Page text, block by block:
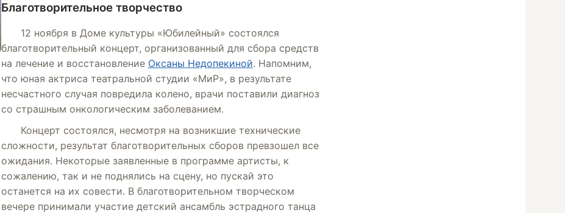
Благотворительное творчество
12 ноября в Доме культуры «Юбилейный» состоялся
благотворительный концерт, организованный для сбора средств
на лечение и восстановление Оксаны Недопекиной. Напомним,
что юная актриса театральной студии «МиР», в результате
несчастного случая повредила колено, врачи поставили диагноз
со страшным онкологическим заболеванием.
Концерт состоялся, несмотря на возникшие технические
сложности, результат благотворительных сборов превзошел все
ожидания. Некоторые заявленные в программе артисты, к
сожалению, так и не поднялись на сцену, но пускай это
останется на их совести. В благотворительном творческом
вечере принимали участие детский ансамбль эстрадного танца